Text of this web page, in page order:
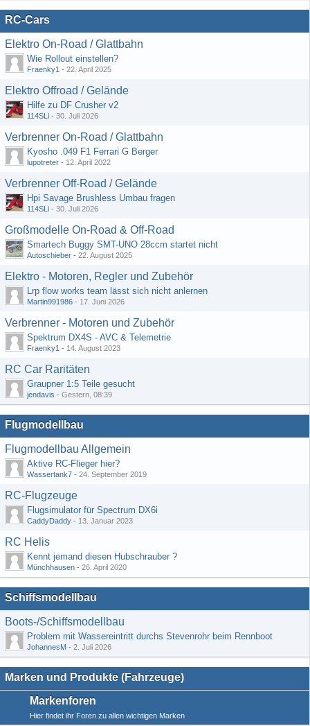
RC-Cars
Elektro On-Road / Glattbahn
Wie Rollout einstellen?
Fraenky1 - 22. April 2025
Elektro Offroad / Gelände
Hilfe zu DF Crusher v2
114SLi - 30. Juli 2026
Verbrenner On-Road / Glattbahn
Kyosho .049 F1 Ferrari G Berger
lupotreter - 12. April 2022
Verbrenner Off-Road / Gelände
Hpi Savage Brushless Umbau fragen
114SLi - 30. Juli 2026
Großmodelle On-Road & Off-Road
Smartech Buggy SMT-UNO 28ccm startet nicht
Autoschieber - 22. August 2025
Elektro - Motoren, Regler und Zubehör
Lrp flow works team lässt sich nicht anlernen
Martin991986 - 17. Juni 2026
Verbrenner - Motoren und Zubehör
Spektrum DX4S - AVC & Telemetrie
Fraenky1 - 14. August 2023
RC Car Raritäten
Graupner 1:5 Teile gesucht
jendavis - Gestern, 08:39
Flugmodellbau
Flugmodellbau Allgemein
Aktive RC-Flieger hier?
Wassertank7 - 24. September 2019
RC-Flugzeuge
Flugsimulator für Spectrum DX6i
CaddyDaddy - 13. Januar 2023
RC Helis
Kennt jemand diesen Hubschrauber ?
Münchhausen - 26. April 2020
Schiffsmodellbau
Boots-/Schiffsmodellbau
Problem mit Wassereintritt durchs Stevenrohr beim Rennboot
JohannesM - 2. Juli 2026
Marken und Produkte (Fahrzeuge)
Markenforen
Hier findet ihr Foren zu allen wichtigen Marken